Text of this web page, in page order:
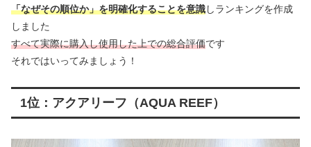
「なぜその順位か」を明確化することを意識しランキングを作成
しました
すべて実際に購入し使用した上での総合評価です
それではいってみましょう！
1位：アクアリーフ（AQUA REEF）